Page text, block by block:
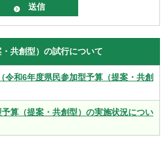
共創型）の試行について
令和6年度県民参加型予算（提案・共創
予算（提案・共創型）の実施状況につい